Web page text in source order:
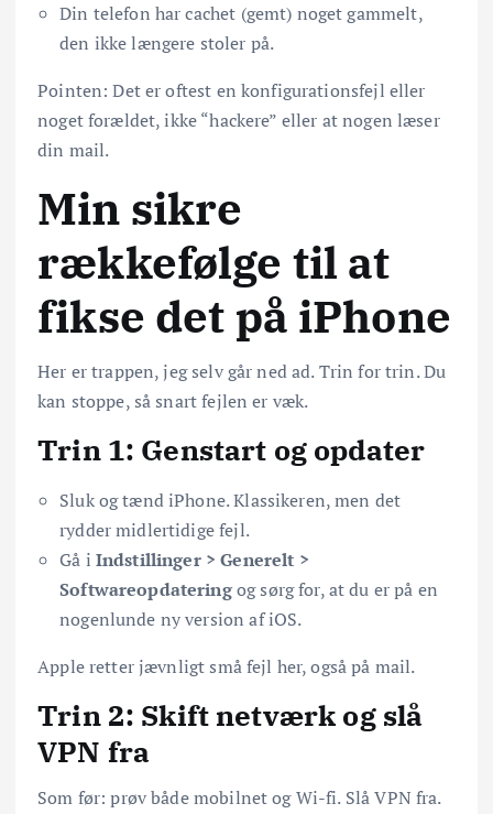
Din telefon har cachet (gemt) noget gammelt,
den ikke længere stoler på.
Pointen: Det er oftest en konfigurationsfejl eller
noget forældet, ikke “hackere” eller at nogen læser
din mail.
Min sikre
rækkefølge til at
fikse det på iPhone
Her er trappen, jeg selv går ned ad. Trin for trin. Du
kan stoppe, så snart fejlen er væk.
Trin 1: Genstart og opdater
Sluk og tænd iPhone. Klassikeren, men det
rydder midlertidige fejl.
Gå i Indstillinger > Generelt >
Softwareopdateringog sørg for, at du er på en
nogenlunde ny version af iOS.
Apple retter jævnligt små fejl her, også på mail.
Trin 2: Skift netværk og slå
VPN fra
Som før: prøv både mobilnet og Wi-fi. Slå VPN fra.